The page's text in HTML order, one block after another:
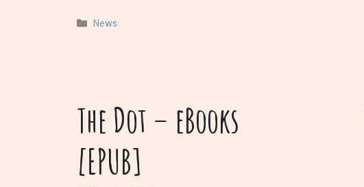
Categorie
News
The Dot – eBooks
[EPUB]